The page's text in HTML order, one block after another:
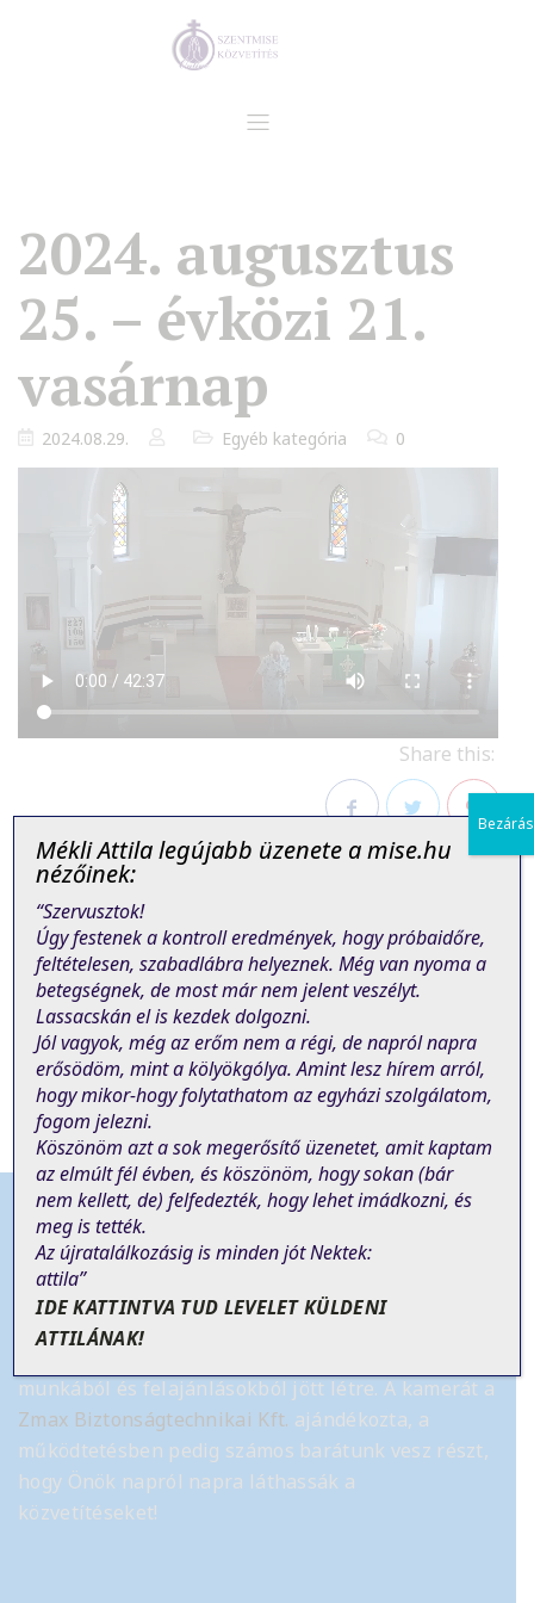
2024. augusztus
25. – évközi 21.
vasárnap
2024.08.29. Egyéb kategória 0
Share this:
FacebookTwitterPinterest
PREVIOUS POST
Tájékoztató
munkából és felajánlásokból jött létre. A kamerát a
Zmax Biztonságtechnikai Kft. ajándékozta, a
működtetésben pedig számos barátunk vesz részt,
hogy Önök napról napra láthassák a
közvetítéseket!
Mékli Attila legújabb üzenete a mise.hu
nézőinek:
“Szervusztok!
Úgy festenek a kontroll eredmények, hogy próbaidőre,
feltételesen, szabadlábra helyeznek. Még van nyoma a
betegségnek, de most már nem jelent veszélyt.
Lassacskán el is kezdek dolgozni.
Jól vagyok, még az erőm nem a régi, de napról napra
erősödöm, mint a kölyökgólya. Amint lesz hírem arról,
hogy mikor-hogy folytathatom az egyházi szolgálatom,
fogom jelezni.
Köszönöm azt a sok megerősítő üzenetet, amit kaptam
az elmúlt fél évben, és köszönöm, hogy sokan (bár
nemkellett, de) felfedezték, hogy lehet imádkozni, és
meg is tették.
Az újratalálkozásig is minden jót Nektek:
attila”
IDE KATTINTVA TUD LEVELET KÜLDENI
ATTILÁNAK!
Bezárás